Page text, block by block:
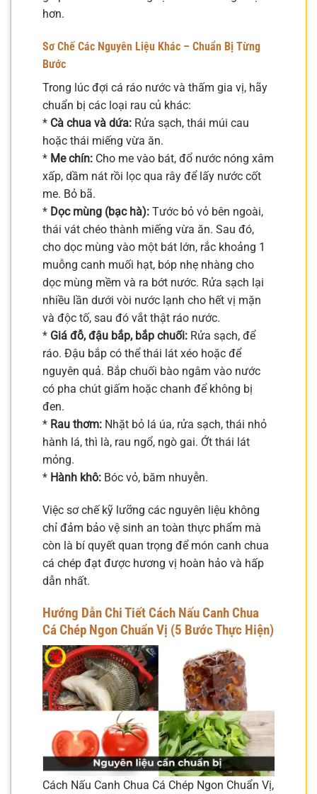
hơn.
Sơ Chế Các Nguyên Liệu Khác – Chuẩn Bị Từng
Bước
Trong lúc đợi cá ráo nước và thấm gia vị, hãy
chuẩn bị các loại rau củ khác:
* Cà chua và dứa: Rửa sạch, thái múi cau
hoặc thái miếng vừa ăn.
* Me chín: Cho me vào bát, đổ nước nóng xâm
xấp, dầm nát rồi lọc qua rây để lấy nước cốt
me. Bỏ bã.
* Dọc mùng (bạc hà): Tước bỏ vỏ bên ngoài,
thái vát chéo thành miếng vừa ăn. Sau đó,
cho dọc mùng vào một bát lớn, rắc khoảng 1
muỗng canh muối hạt, bóp nhẹ nhàng cho
dọc mùng mềm và ra bớt nước. Rửa sạch lại
nhiều lần dưới vòi nước lạnh cho hết vị mặn
và độc tố, sau đó vắt thật ráo nước.
* Giá đỗ, đậu bắp, bắp chuối: Rửa sạch, để
ráo. Đậu bắp có thể thái lát xéo hoặc để
nguyên quả. Bắp chuối bào ngâm vào nước
có pha chút giấm hoặc chanh để không bị
đen.
* Rau thơm: Nhặt bỏ lá úa, rửa sạch, thái nhỏ
hành lá, thì là, rau ngổ, ngò gai. Ớt thái lát
mỏng.
* Hành khô: Bóc vỏ, băm nhuyễn.
Việc sơ chế kỹ lưỡng các nguyên liệu không
chỉ đảm bảo vệ sinh an toàn thực phẩm mà
còn là bí quyết quan trọng để món canh chua
cá chép đạt được hương vị hoàn hảo và hấp
dẫn nhất.
Hướng Dẫn Chi Tiết Cách Nấu Canh Chua
Cá Chép Ngon Chuẩn Vị (5 Bước Thực Hiện)
Cách Nấu Canh Chua Cá Chép Ngon Chuẩn Vị,